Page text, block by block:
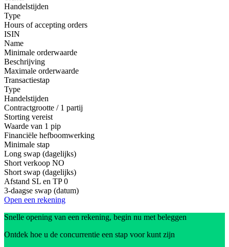
Handelstijden
Type
Hours of accepting orders
ISIN
Name
Minimale orderwaarde
Beschrijving
Maximale orderwaarde
Transactiestap
Type
Handelstijden
Contractgrootte / 1 partij
Storting vereist
Waarde van 1 pip
Financiële hefboomwerking
Minimale stap
Long swap (dagelijks)
Short verkoop NO
Short swap (dagelijks)
Afstand SL en TP 0
3-daagse swap (datum)
Open een rekening
Snelle opening van een rekening, begin nu met beleggen
Ontdek hoe u de concurrentie een stap voor kunt zijn